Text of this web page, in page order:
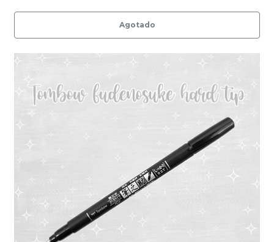
Agotado